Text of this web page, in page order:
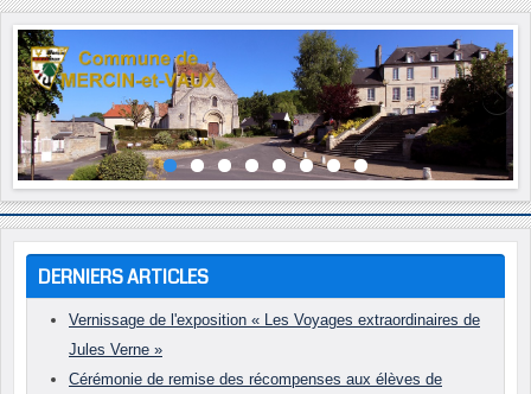
DERNIERS ARTICLES
Vernissage de l'exposition « Les Voyages extraordinaires de
Jules Verne »
Cérémonie de remise des récompenses aux élèves de
Année
précédente
Mois
précédent
Année
suivante
Mois
suivant